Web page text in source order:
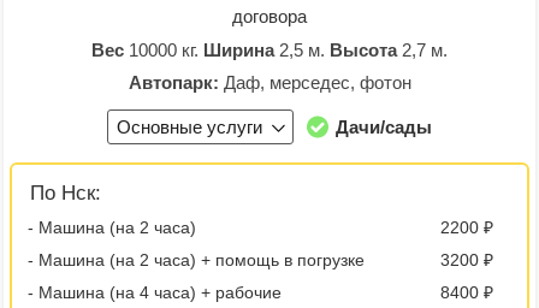
договора
Вес 10000 кг. Ширина2,5 м. Высота2,7 м.
Автопарк: Даф, мерседес, фотон
Основные услуги Дачи/сады
По Нск:
- Машина (на 2 часа)
2200 ₽
- Машина (на 2 часа) + помощь в погрузке
3200 ₽
- Машина (на 4 часа) + рабочие
8400 ₽